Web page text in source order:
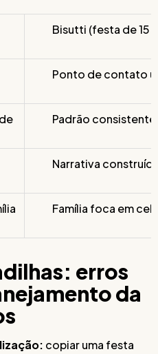
Bisutti (festa de 15
Ponto de contato
Padrão
Narrativa
Família foca em
erros
da
copiar uma festa